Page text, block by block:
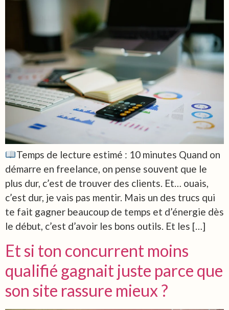
Temps de lecture estimé : 10 minutes Quand on
démarre en freelance, on pense souvent que le
plus dur, c’est de trouver des clients. Et… ouais,
c’est dur, je vais pas mentir. Mais un des trucs qui
te fait gagner beaucoup de temps et d’énergie dès
le début, c’est d’avoir les bons outils. Et les […]
Et si ton concurrent moins
qualifié gagnait juste parce que
son site rassure mieux ?